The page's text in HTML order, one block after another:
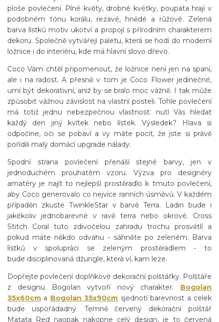
ploše povlečení. Plné květy, drobné kvétky, poupata hrají v
podobném tónu korálu, rezavé, hnědé a růžové. Zelená
barva lístků motiv ukotví a propojí s přírodním charakterem
dekoru. Společně vytvářejí paletu, která se hodí do moderní
ložnice i do interiéru, kde má hlavní slovo dřevo.
Coco Vám chtěl připomenout, že ložnice není jen na spaní,
ale i na radost. A přesně v tom je Coco Flower jedinečné,
umí být dekorativní, aniž by se bralo moc vážně. I tak může
způsobit vážnou závislost na vlastní posteli. Tohle povlečení
má totiž jednu nebezpečnou vlastnost: nutí Vás hledat
každý den jiný kvítek nebo lístek. Výsledek? Hlava si
odpočine, oči se pobaví a vy máte pocit, že jste si právě
pořídili malý domácí upgrade nálady.
Spodní strana povlečení přenáší stejné barvy, jen v
jednoduchém prouhatém vzoru. Výzva pro designéry
amatéry je najít to nejlepší prostěradlo k tmuto povlečení,
aby Coco generovalo co nejvíce ranních úsměvů. V každém
případěn zkuste TwinkleStar v barvě Terra. Ladin bude i
jakékoliv jednobarevné v ravě terra nebo okrové. Cross
Stitch Coral tuto zdivočelou zahradu trochu prosvětlí a
pokud máte někdo odvahu - sáhněte po zeleném. Barva
lístků v spolupráci se zeleným prostěradlem - to
bude disciplinovaná džungle, která ví, kam leze.
Dopřejte povlečení doplňkové dekorační polštářky. Polštáře
z designu Bogolan vytvoří nový charakter. Bogolan
35x60cm a Bogolan 35x90cm sjednotí barevnost a celek
bude uspořádadný. Temně červený dekorační polštář
Matata Red naopak nakopne celý design, je to červená